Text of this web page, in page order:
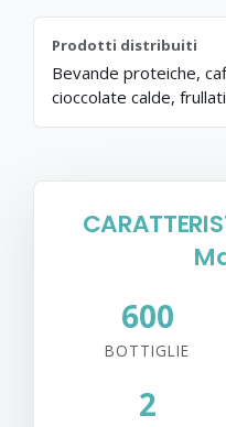
Prodotti distribuiti
Bevande proteiche,
cioccolate calde, frullati
600
BOTTIGLIE
2